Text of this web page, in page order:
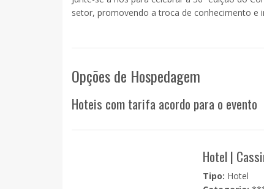
setor, promovendo a troca de conhecimento e
Opções de Hospedagem
Hoteis com tarifa acordo para o evento
Hotel |
Tipo: Hotel